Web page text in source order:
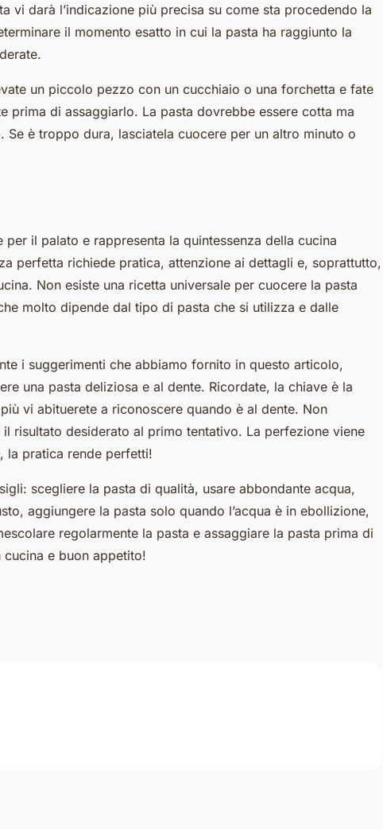
vi darà l’indicazione più precisa su come sta procedendo la
il momento esatto in cui la pasta ha raggiunto la
un piccolo pezzo con un cucchiaio o una forchetta e fate
prima di assaggiarlo. La pasta dovrebbe essere cotta ma
Se è troppo dura, lasciatela cuocere per un altro minuto o
per il palato e rappresenta la quintessenza della cucina
perfetta richiede pratica, attenzione ai dettagli e, soprattutto,
Non esiste una ricetta universale per cuocere la pasta
molto dipende dal tipo di pasta che si utilizza e dalle
i suggerimenti che abbiamo fornito in questo articolo,
una pasta deliziosa e al dente. Ricordate, la chiave è la
vi abituerete a riconoscere quando è al dente. Non
risultato desiderato al primo tentativo. La perfezione viene
la pratica rende perfetti!
scegliere la pasta di qualità, usare abbondante acqua,
aggiungere la pasta solo quando l’acqua è in ebollizione,
regolarmente la pasta e assaggiare la pasta prima di
e buon appetito!